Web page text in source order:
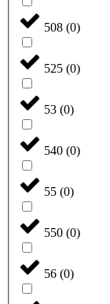
508 (0)
525 (0)
53 (0)
540 (0)
55 (0)
550 (0)
56 (0)